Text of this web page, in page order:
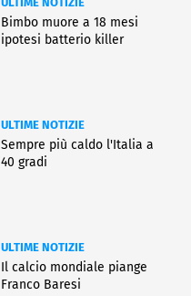
Bimbo muore a 18 mesi
ipotesi batterio killer
ULTIME NOTIZIE
Sempre più caldo l'Italia a
40 gradi
ULTIME NOTIZIE
Il calcio mondiale piange
Franco Baresi